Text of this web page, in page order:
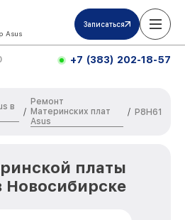
Asus
Записаться
+7 (383) 202-18-57
в
/
Ремонт
Материнских плат
Asus
/ P8H61
платы
Новосибирске